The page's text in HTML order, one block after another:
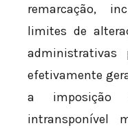
remarcação,
limites de
administrativas
efetivamente
a imposição
intransponível